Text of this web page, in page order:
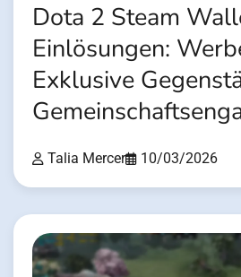
Dota 2 Steam
Einlösungen:
Exklusive
Talia Mercer 10/03/2026